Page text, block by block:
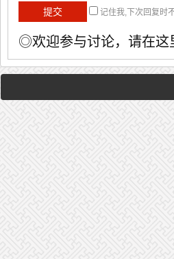
记住我,下次回复时
◎欢迎参与讨论，请在这